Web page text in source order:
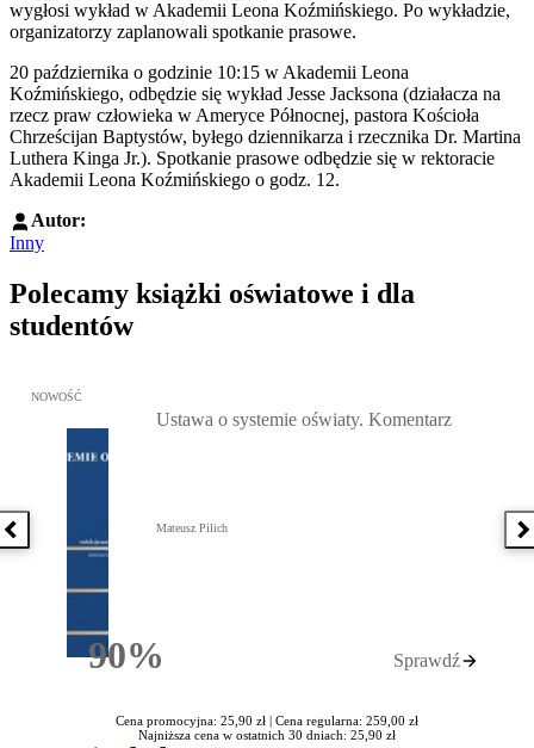
wygłosi wykład w Akademii Leona Koźmińskiego. Po wykładzie,
organizatorzy zaplanowali spotkanie prasowe.
20 października o godzinie 10:15 w Akademii Leona
Koźmińskiego, odbędzie się wykład Jesse Jacksona (działacza na
rzecz praw człowieka w Ameryce Północnej, pastora Kościoła
Chrześcijan Baptystów, byłego dziennikarza i rzecznika Dr. Martina
Luthera Kinga Jr.). Spotkanie prasowe odbędzie się w rektoracie
Akademii Leona Koźmińskiego o godz. 12.
Autor:
Inny
Polecamy książki oświatowe i dla
studentów
Poprzednia książka
Przejdź do: Ustawa o systemie oświaty. Komentarz, Mateusz
NOWOŚĆ
90%Rabatu
Ustawa o systemie oświaty. Komentarz
Mateusz Pilich
Sprawdź
Cena promocyjna: 25,90 zł | Cena regularna: 259,00 zł
Najniższa cena w ostatnich 30 dniach: 25,90 zł